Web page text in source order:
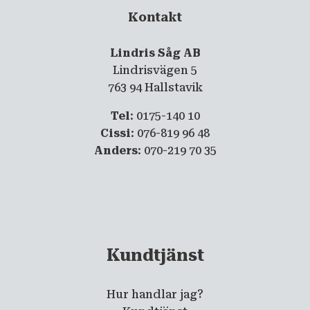
Kontakt
Lindris Såg AB
Lindrisvägen 5
763 94 Hallstavik
Tel: 0175-140 10
Cissi: 076-819 96 48
Anders: 070-219 70 35
Kundtjänst
Hur handlar jag?